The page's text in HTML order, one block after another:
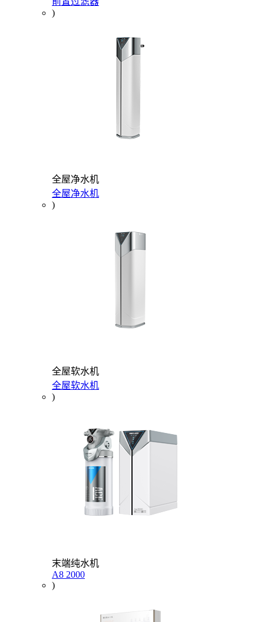
)
全屋净水机
全屋净水机
)
全屋软水机
全屋软水机
)
末端纯水机
A8 2000
)